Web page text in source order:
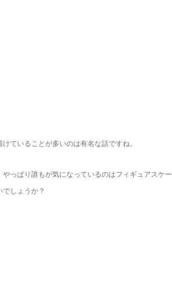
ていることが多いのは有名な話ですね。
っぱり誰もが気になっているのはフィギュアスケー
でしょうか？